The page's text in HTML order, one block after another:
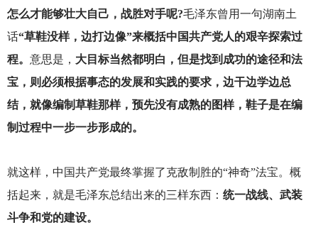
怎么才能够壮大自己，战胜对手呢?毛泽东曾用一句湖南土
话“草鞋没样，边打边像”来概括中国共产党人的艰辛探索过
程。 意思是， 大目标当然都明白，但是找到成功的途径和法
宝，则必须根据事态的发展和实践的要求，边干边学边总
结，就像编制草鞋那样，预先没有成熟的图样，鞋子是在编
制过程中一步一步形成的。
就这样，中国共产党最终掌握了克敌制胜的“神奇”法宝。概
括起来，就是毛泽东总结出来的三样东西： 统一战线、武装
斗争和党的建设。